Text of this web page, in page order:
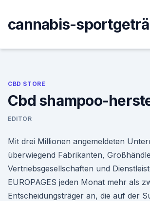
content
cannabis-
CBD STORE
Cbd shampoo-
EDITOR
Mit drei Millionen angemeldeten
überwiegend Fabrikanten,
Vertriebsgesellschaften und
EUROPAGES jeden Monat mehr als
Entscheidungsträger an, die auf der